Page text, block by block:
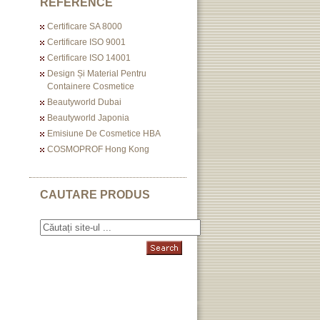
REFERENCE
Certificare SA 8000
Certificare ISO 9001
Certificare ISO 14001
Design Și Material Pentru
Containere Cosmetice
Beautyworld Dubai
Beautyworld Japonia
Emisiune De Cosmetice HBA
COSMOPROF Hong Kong
CAUTARE PRODUS